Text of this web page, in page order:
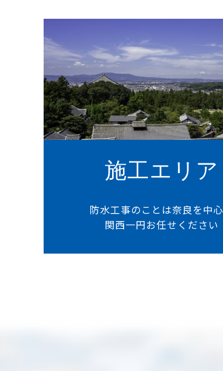
施工エリア
防水工事のことは奈良を中
関西一円お任せください